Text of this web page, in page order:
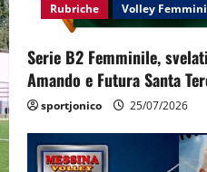
o
n
Rubriche Volley
Serie B2 Femminile,
Amando e Futura Santa
sportjonico 25/07/2026